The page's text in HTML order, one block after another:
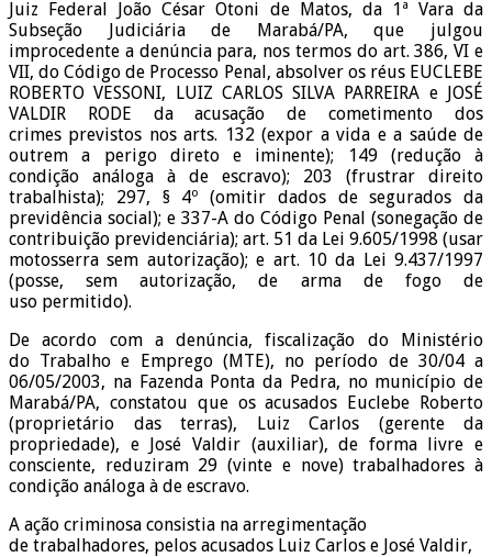
Juiz Federal João César Otoni de Matos, da 1ª Vara da
Subseção Judiciária de Marabá/PA, que julgou
improcedente a denúncia para, nos termos do art. 386, VI e
VII, do Código de Processo Penal, absolver os réus EUCLEBE
ROBERTO VESSONI, LUIZ CARLOS SILVA PARREIRA e JOSÉ
VALDIR RODE da acusação de cometimento dos
crimes previstos nos arts. 132 (expor a vida e a saúde de
outrem a perigo direto e iminente); 149 (redução à
condição análoga à de escravo); 203 (frustrar direito
trabalhista); 297, § 4º (omitir dados de segurados da
previdência social); e 337-A do Código Penal (sonegação de
contribuição previdenciária); art. 51 da Lei 9.605/1998 (usar
motosserra sem autorização); e art. 10 da Lei 9.437/1997
(posse, sem autorização, de arma de fogo de
uso permitido).
De acordo com a denúncia, fiscalização do Ministério
do Trabalho e Emprego (MTE), no período de 30/04 a
06/05/2003, na Fazenda Ponta da Pedra, no município de
Marabá/PA, constatou que os acusados Euclebe Roberto
(proprietário das terras), Luiz Carlos (gerente da
propriedade), e José Valdir (auxiliar), de forma livre e
consciente, reduziram 29 (vinte e nove) trabalhadores à
condição análoga à de escravo.
A ação criminosa consistia na arregimentação
de trabalhadores, pelos acusados Luiz Carlos e José Valdir,